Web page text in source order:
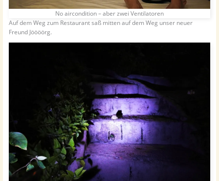
No aircondition – aber zwei Ventilatoren
Auf dem Weg zum Restaurant saß mitten auf dem Weg unser neuer
Freund Jöööörg.